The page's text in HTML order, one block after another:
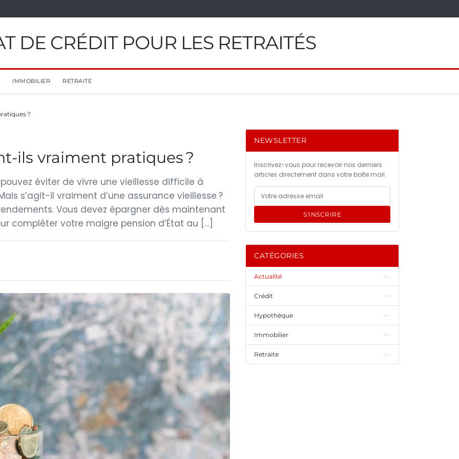
DE CRÉDIT POUR LES RETRAITÉS
IMMOBILIER RETRAITE
?
ils vraiment pratiques ?
éviter de vivre une vieillesse difficile à
s’agit-il vraiment d’une assurance vieillesse ?
Vous devez épargner dès maintenant
compléter votre maigre pension d’État au […]
NEWSLETTER
Inscrivez-vous pour recevoir nos derniers
articles directement dans votre boîte mail.
S'INSCRIRE
CATÉGORIES
Actualité
Crédit
Hypothèque
Immobilier
Retraite